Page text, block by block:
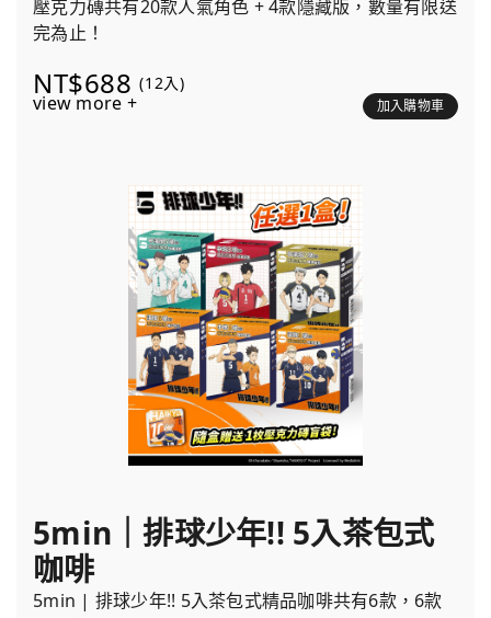
壓克力磚共有20款人氣角色 + 4款隱藏版，數量有限送
完為止！
NT$688 (12入)
view more + 加入購物車
5min｜排球少年!! 5入茶包式
咖啡
5min | 排球少年!! 5入茶包式精品咖啡共有6款，6款